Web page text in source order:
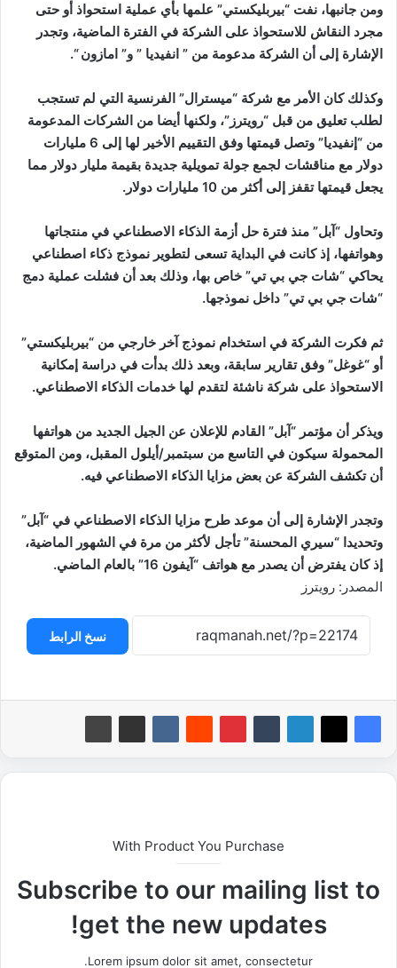
ومن جانبها، نفت “بيربليكستي” علمها بأي عملية استحواذ أو حتى
مجرد النقاش للاستحواذ على الشركة في الفترة الماضية، وتجدر
الإشارة إلى أن الشركة مدعومة من ” انفيديا ” و” امازون “.
وكذلك كان الأمر مع شركة “ميسترال” الفرنسية التي لم تستجب
لطلب تعليق من قبل “رويترز”، ولكنها أيضا من الشركات المدعومة
من “إنفيديا” وتصل قيمتها وفق التقييم الأخير لها إلى 6 مليارات
دولار مع مناقشات لجمع جولة تمويلية جديدة بقيمة مليار دولار مما
يجعل قيمتها تقفز إلى أكثر من 10 مليارات دولار.
وتحاول “آبل” منذ فترة حل أزمة الذكاء الاصطناعي في منتجاتها
وهواتفها، إذ كانت في البداية تسعى لتطوير نموذج ذكاء اصطناعي
يحاكي “شات جي بي تي” خاص بها، وذلك بعد أن فشلت عملية دمج
“شات جي بي تي” داخل نموذجها.
ثم فكرت الشركة في استخدام نموذج آخر خارجي من “بيربليكستي”
أو “غوغل” وفق تقارير سابقة، وبعد ذلك بدأت في دراسة إمكانية
الاستحواذ على شركة ناشئة لتقدم لها خدمات الذكاء الاصطناعي.
ويذكر أن مؤتمر “آبل” القادم للإعلان عن الجيل الجديد من هواتفها
المحمولة سيكون في التاسع من سبتمبر/أيلول المقبل، ومن المتوقع
أن تكشف الشركة عن بعض مزايا الذكاء الاصطناعي فيه.
وتجدر الإشارة إلى أن موعد طرح مزايا الذكاء الاصطناعي في “آبل”
وتحديدا “سيري المحسنة” تأجل لأكثر من مرة في الشهور الماضية،
إذ كان يفترض أن يصدر مع هواتف “آيفون 16” بالعام الماضي.
المصدر: رويترز
نسخ الرابط
With Product You Purchase
Subscribe to our mailing list to
get the new updates!
Lorem ipsum dolor sit amet, consectetur.